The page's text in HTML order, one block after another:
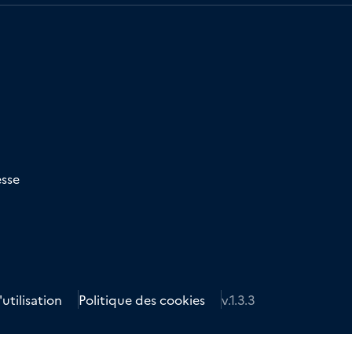
Politique des cookies v.1.3.3